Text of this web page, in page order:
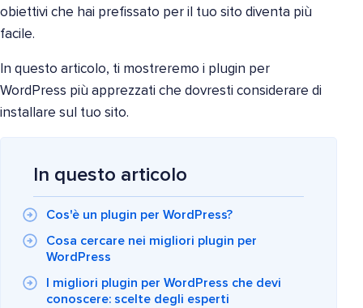
obiettivi che hai prefissato per il tuo sito diventa più
facile.
In questo articolo, ti mostreremo i plugin per
WordPress più apprezzati che dovresti considerare di
installare sul tuo sito.
In questo articolo
Cos'è un plugin per WordPress?
Cosa cercare nei migliori plugin per
WordPress
I migliori plugin per WordPress che devi
conoscere: scelte degli esperti